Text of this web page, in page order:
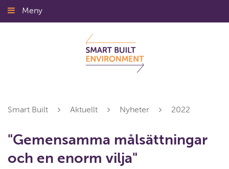
Gå
till
Meny
Smart Built Aktuellt Nyheter 2022
"Gemensamma målsättningar
och en enorm vilja"